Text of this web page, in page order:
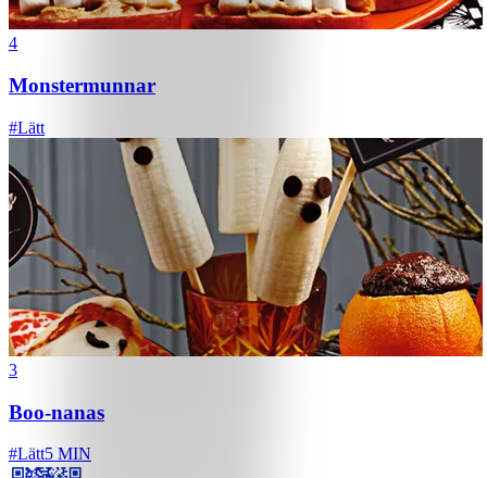
4
Monstermunnar
#Lätt
3
Boo-nanas
#Lätt5 MIN